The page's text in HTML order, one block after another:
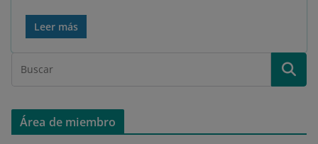
Leer más
Área de miembro